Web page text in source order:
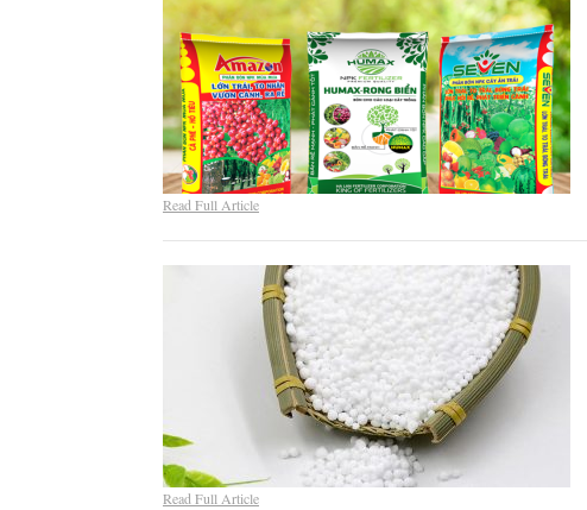
Read Full Article
Read Full Article